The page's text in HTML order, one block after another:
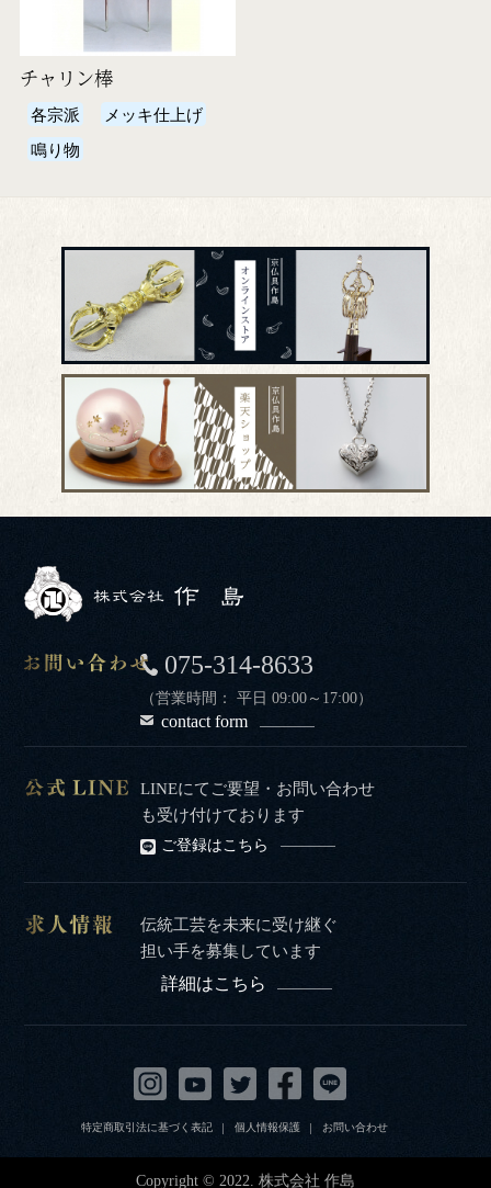
チャリン棒
各宗派
メッキ仕上げ
鳴り物
075-314-8633
（営業時間： 平日 09:00～17:00）
contact form
LINEにてご要望・お問い合わせ
も受け付けております
ご登録はこちら
伝統工芸を未来に受け継ぐ
担い手を募集しています
詳細はこちら
特定商取引法に基づく表記 個人情報保護 お問い合わせ
Copyright © 2022. 株式会社 作島